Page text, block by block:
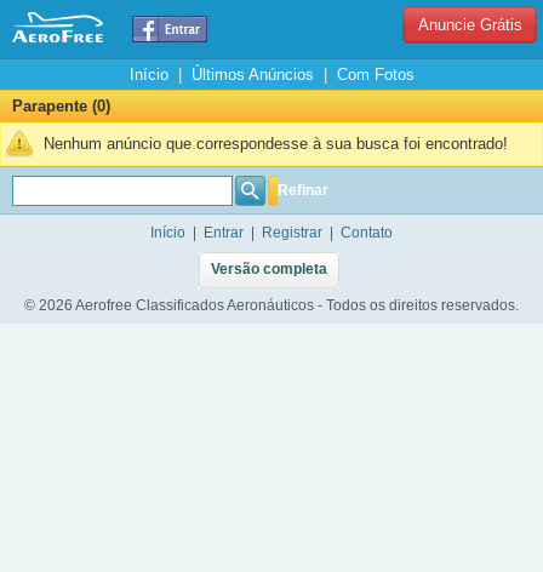
Anuncie Grátis
Início| Últimos Anúncios
Com Fotos
Parapente (0)
Nenhum anúncio que correspondesse à sua busca foi encontrado!
Refinar
Início Entrar Registrar Contato
Versão completa
© 2026 Aerofree Classificados Aeronáuticos - Todos os direitos reservados.